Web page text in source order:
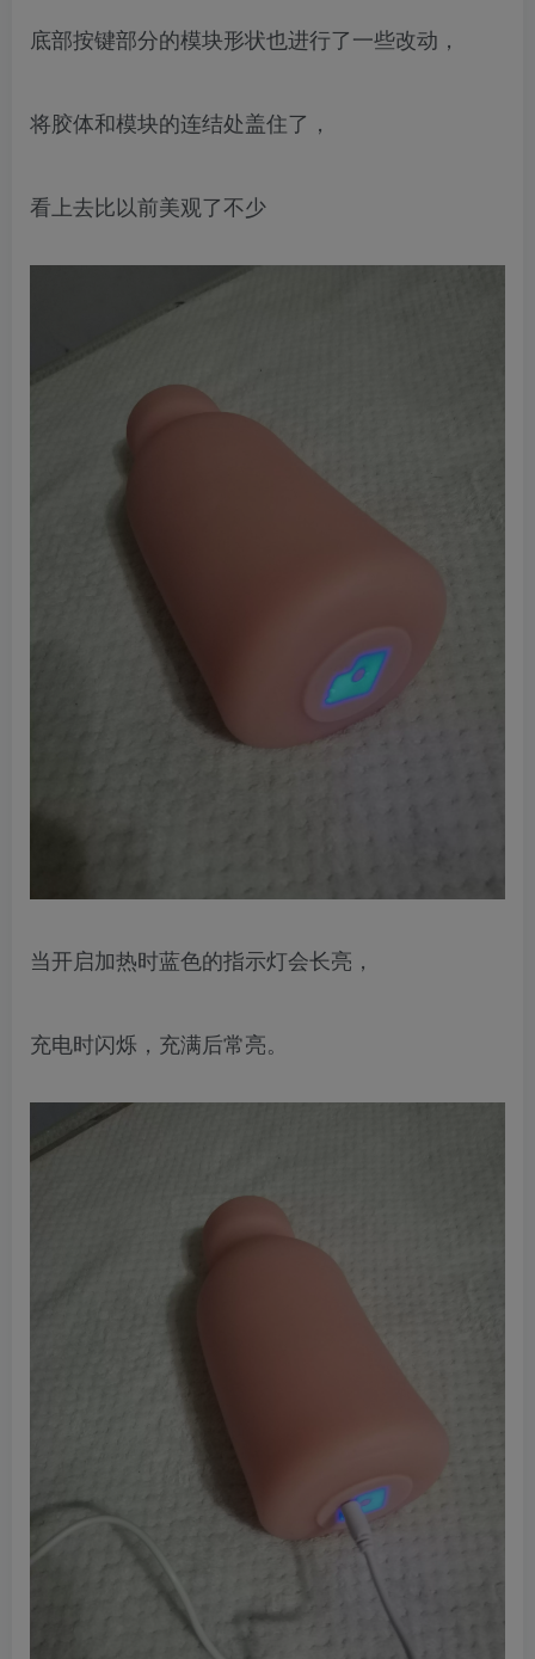
底部按键部分的模块形状也进行了一些改动，
将胶体和模块的连结处盖住了，
看上去比以前美观了不少
当开启加热时蓝色的指示灯会长亮，
充电时闪烁，充满后常亮。